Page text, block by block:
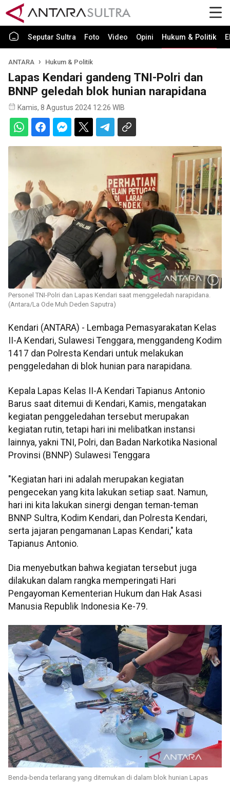
Seputar Sultra Foto Video Opini Hukum & Politik
ANTARA Hukum & Politik
Lapas Kendari gandeng TNI-Polri dan
BNNP geledah blok hunian narapidana
Kamis, 8 Agustus 2024 12:26 WIB
Personel TNI-Polri dan Lapas Kendari saat menggeledah narapidana.
(Antara/La Ode Muh Deden Saputra)
Kendari (ANTARA) - Lembaga Pemasyarakatan Kelas
II-A Kendari, Sulawesi Tenggara, menggandeng Kodim
1417 dan Polresta Kendari untuk melakukan
penggeledahan di blok hunian para narapidana.
Kepala Lapas Kelas II-A Kendari Tapianus Antonio
Barus saat ditemui di Kendari, Kamis, mengatakan
kegiatan penggeledahan tersebut merupakan
kegiatan rutin, tetapi hari ini melibatkan instansi
lainnya, yakni TNI, Polri, dan Badan Narkotika Nasional
Provinsi (BNNP) Sulawesi Tenggara
"Kegiatan hari ini adalah merupakan kegiatan
pengecekan yang kita lakukan setiap saat. Namun,
hari ini kita lakukan sinergi dengan teman-teman
BNNP Sultra, Kodim Kendari, dan Polresta Kendari,
serta jajaran pengamanan Lapas Kendari," kata
Tapianus Antonio.
Dia menyebutkan bahwa kegiatan tersebut juga
dilakukan dalam rangka memperingati Hari
Pengayoman Kementerian Hukum dan Hak Asasi
Manusia Republik Indonesia Ke-79.
Benda-benda terlarang yang ditemukan di dalam blok hunian Lapas